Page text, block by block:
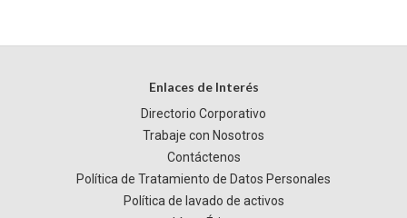
Enlaces de Interés
Directorio Corporativo
Trabaje con Nosotros
Contáctenos
Política de Tratamiento de Datos Personales
Política de lavado de activos